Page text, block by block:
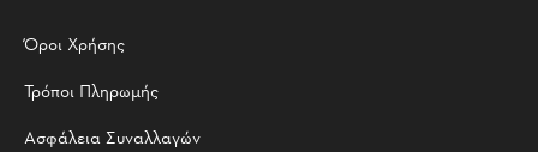
Όροι Χρήσης
Τρόποι Πληρωμής
Ασφάλεια Συναλλαγών